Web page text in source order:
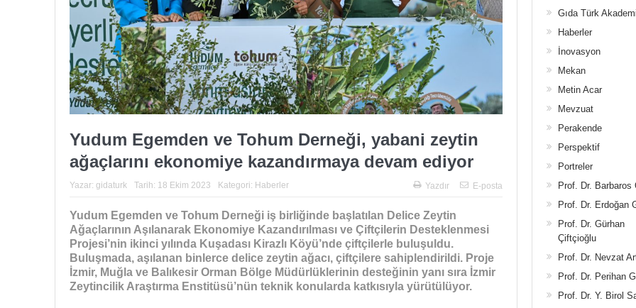
Yudum Egemden ve Tohum Derneği, yabani zeytin
ağaçlarını ekonomiye kazandırmaya devam ediyor
Yazar: gidaturk Tarih: 18 Ekim 2023 Kategori: Haberler Yazdır E-posta
Yudum Egemden ve Tohum Derneği iş birliğinde başlatılan Delice Zeytin
Ağaçlarının Aşılanarak Ekonomiye Kazandırılması ve Çiftçilerin Desteklenmesi
Projesi’nin ikinci yılında Kuşadası Kirazlı Köyü’nde çiftçilerle buluşuldu.
Buluşmada, aşılanan binlerce delice zeytin ağacı, çiftçilere sahiplendirildi. Proje
İzmir, Muğla ve Balıkesir Orman Bölge Müdürlüklerinin desteğinin yanı sıra İzmir
Zeytincilik Araştırma Enstitüsü’nün teknik konularda katkısıyla yürütülüyor.
Gıda Türk Akademi
Haberler
İnovasyon
Mekan
Metin Acar
Mevzuat
Perakende
Perspektif
Portreler
Prof. Dr. Barbaros
Prof. Dr. Erdoğan
Prof. Dr. Gürhan
Çiftçioğlu
Prof. Dr. Nevzat
Prof. Dr. Perihan
Prof. Dr. Y. Birol